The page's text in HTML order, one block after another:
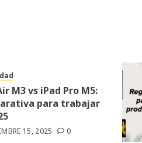
M3 vs iPad Pro M5:
para trabajar
15, 2025 0